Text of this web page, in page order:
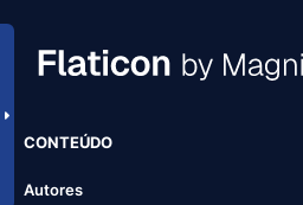
CONTEÚDO
Autores